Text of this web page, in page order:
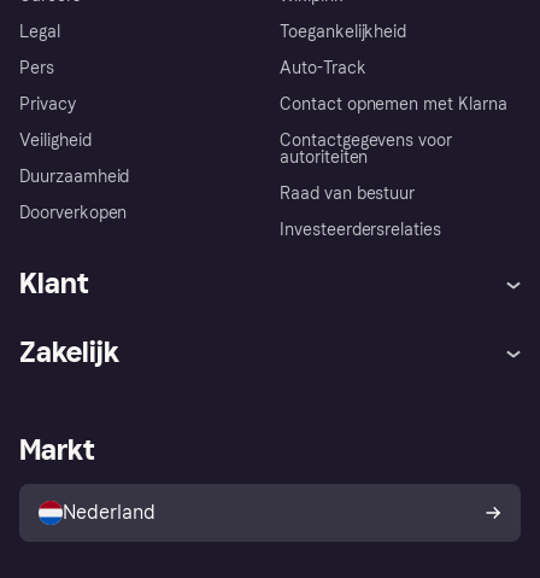
Legal
Pers
Privacy
Veiligheid
Duurzaamheid
Doorverkopen
Toegankelijkheid
Auto-Track
Contact opnemen met Klarna
Contactgegevens voor
autoriteiten
Raad van bestuur
Investeerdersrelaties
Klant
Winkeloverzicht
Kopersbescherming voor
consumenten
Zakelijk
Zakelijke login
Markt
Nederland